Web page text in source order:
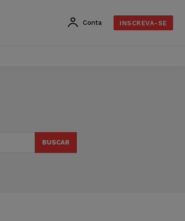
Conta INSCREVA-SE
BUSCAR